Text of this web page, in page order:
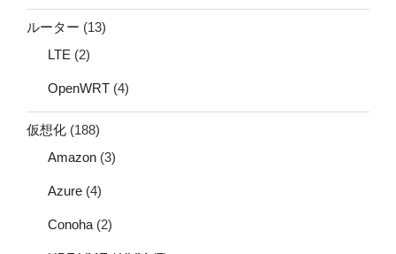
ルーター (13)
LTE (2)
OpenWRT (4)
仮想化 (188)
Amazon (3)
Azure (4)
Conoha (2)